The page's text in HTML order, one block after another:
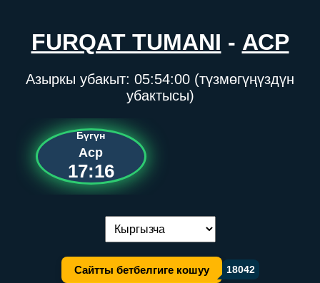
FURQAT TUMANI - АСР
Азыркы убакыт: 05:54:00 (түзмөгүңүздүн
убактысы)
Бүгүн
Аср
17:16
Тилди алмаштыруу:
Сайтты бетбелгиге кошуу 18042